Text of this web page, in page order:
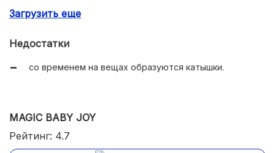
приятная на ощупь;
долго сохраняет яркость цвета;
легко вяжется.
Загрузить еще
Недостатки
со временем на вещах образуются катышки.
MAGIC BABY JOY
Рейтинг: 4.7